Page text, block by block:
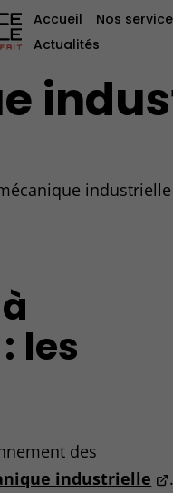
Accueil Nos
Actualités
les
des
industrielle
.